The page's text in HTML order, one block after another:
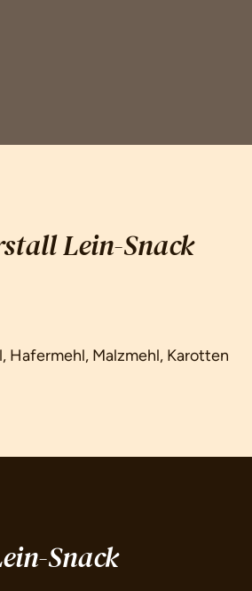
Lein-Snack
Hafermehl, Malzmehl, Karotten
Snack